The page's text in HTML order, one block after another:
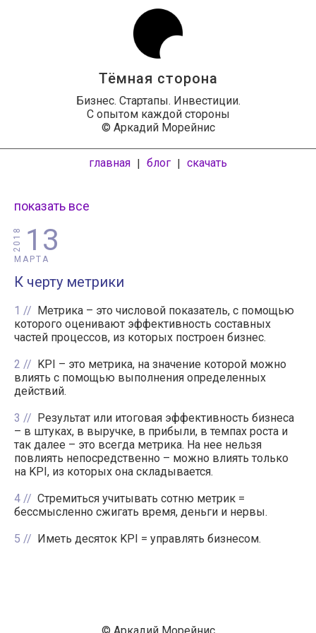
Тёмная сторона
Бизнес. Стартапы. Инвестиции.
С опытом каждой стороны
© Аркадий Морейнис
главная | блог | скачать
показать все
13
МАРТА
2018
К черту метрики
1
Метрика – это числовой показатель, с помощью
которого оценивают эффективность составных
частей процессов, из которых построен бизнес.
2
KPI – это метрика, на значение которой можно
влиять с помощью выполнения определенных
действий.
3
Результат или итоговая эффективность бизнеса
– в штуках, в выручке, в прибыли, в темпах роста и
так далее – это всегда метрика. На нее нельзя
повлиять непосредственно – можно влиять только
на KPI, из которых она складывается.
4
Стремиться учитывать сотню метрик =
бессмысленно сжигать время, деньги и нервы.
5
Иметь десяток KPI = управлять бизнесом.
© Аркадий Морейнис